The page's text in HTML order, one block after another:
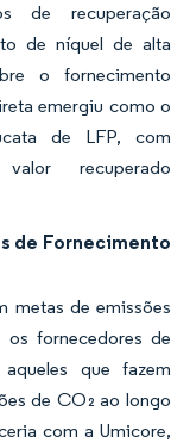
de recuperação
de níquel de alta
o fornecimento
emergiu como o
de LFP, com
recuperado
de Fornecimento
metas de emissões
fornecedores de
que fazem
de CO₂ ao longo
com a Umicore,